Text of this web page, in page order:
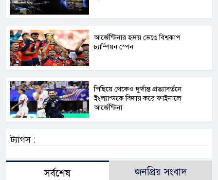
আর্জেন্টিনার হৃদয় ভেঙে বিশ্বকাপ
চ্যাম্পিয়ন স্পেন
পিছিয়ে থেকেও দুর্দান্ত প্রত্যাবর্তনে
ইংল্যান্ডকে বিদায় করে ফাইনালে
আর্জেন্টিনা
ট্যাগস :
সর্বশেষ জনপ্রিয় সংবাদ